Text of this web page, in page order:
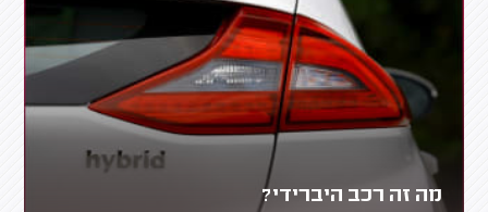
מה זה רכב היברידי?